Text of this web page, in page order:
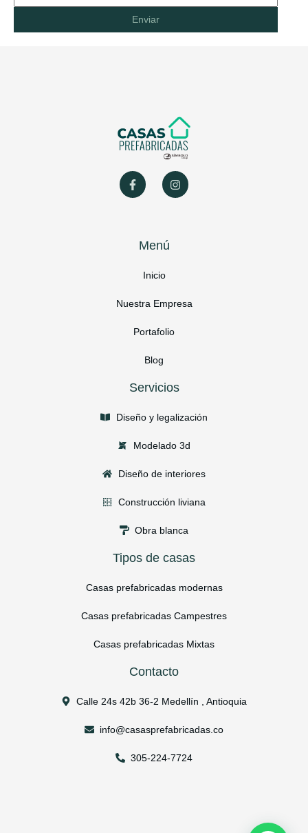
Enviar
Menú
Inicio
Nuestra Empresa
Portafolio
Blog
Servicios
Diseño y legalización
Modelado 3d
Diseño de interiores
Construcción liviana
Obra blanca
Tipos de casas
Casas prefabricadas modernas
Casas prefabricadas Campestres
Casas prefabricadas Mixtas
Contacto
Calle 24s 42b 36-2 Medellín , Antioquia
info@casasprefabricadas.co
305-224-7724